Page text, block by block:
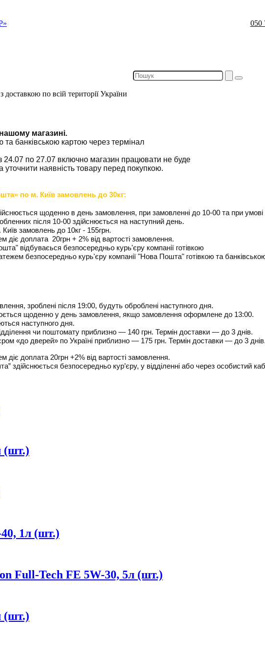
доставкою по всій території України
магазині.
та банківською картою через термінал
по 27.07 включно магазин працювати не буде
наявність товару перед покупкою.
по м. Київ замовлень до 30кг:
щоденно в день замовлення, при замовленні до 10-00 та при умові
після 10-00 здійснюється на наступний день.
замовлень до 10кг - 155грн.
діє доплата 20грн + 2% від вартості замовлення.
відбуваєься безпосередньо курь'єру компанії готівкою
безпосередньо курь'єру компанії "Нова Пошта" готівкою та
зроблені після 19:00, будуть оброблені наступного дня.
щоденно у день замовлення, якщо замовлення оформлене до 13:00.
наступного дня.
чи поштомату приблизно — 140 грн. Термін доставки — до 3 днів.
«до дверей» по Україні приблизно — 175 грн. Термін доставки — до 3 днів.
доплата 20грн +2% від вартості замовлення.
здійснюється безпосередньо кур’єру, у відділенні або через особистий
(шт.)
1л (шт.)
Full-Tech FE 5W-30, 5л (шт.)
(шт.)
050